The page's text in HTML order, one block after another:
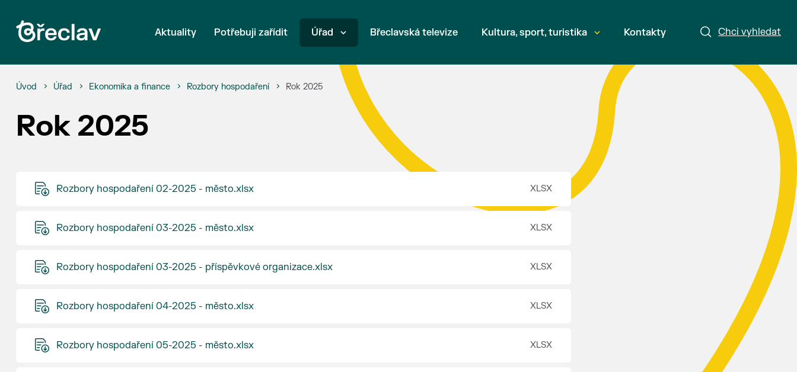
Chci vyhledat
Aktuality Potřebuji zařídit Úřad Břeclavská televize Kultura, sport, turistika Kontakty
Úvod Úřad Ekonomika a finance Rozbory hospodaření Rok 2025
Rok 2025
Rozbory hospodaření 02-2025 - město.xlsx
Rozbory hospodaření 03-2025 - město.xlsx
Rozbory hospodaření 03-2025 - příspěvkové organizace.xlsx
Rozbory hospodaření 04-2025 - město.xlsx
Rozbory hospodaření 05-2025 - město.xlsx